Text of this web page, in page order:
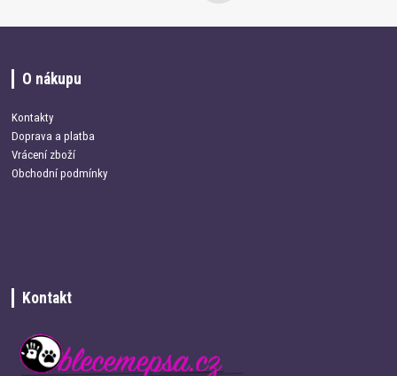
O nákupu
Kontakty
Doprava a platba
Vrácení zboží
Obchodní podmínky
Kontakt